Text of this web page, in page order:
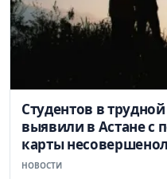
Студентов в
выявили в Астане
карты
НОВОСТИ